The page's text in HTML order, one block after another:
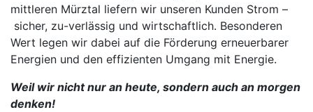
mittleren Mürztal liefern wir unseren Kunden Strom –
sicher, zu-verlässig und wirtschaftlich. Besonderen
Wert legen wir dabei auf die Förderung erneuerbarer
Energien und den effizienten Umgang mit Energie.
Weil wir nicht nur an heute, sondern auch an morgen
denken!